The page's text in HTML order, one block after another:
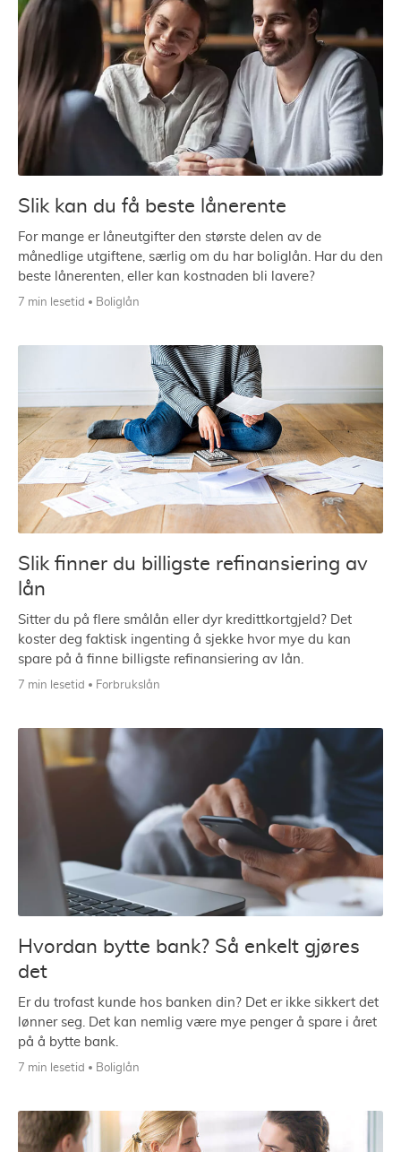
Slik kan du få beste lånerente
For mange er låneutgifter den største delen av de
månedlige utgiftene, særlig om du har boliglån. Har du den
beste lånerenten, eller kan kostnaden bli lavere?
7 min lesetid Boliglån
Slik finner du billigste refinansiering av
lån
Sitter du på flere smålån eller dyr kredittkortgjeld? Det
koster deg faktisk ingenting å sjekke hvor mye du kan
spare på å finne billigste refinansiering av lån.
7 min lesetid Forbrukslån
Hvordan bytte bank? Så enkelt gjøres
det
Er du trofast kunde hos banken din? Det er ikke sikkert det
lønner seg. Det kan nemlig være mye penger å spare i året
på å bytte bank.
7 min lesetid Boliglån